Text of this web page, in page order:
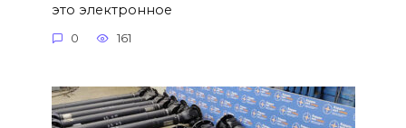
это электронное
0 161